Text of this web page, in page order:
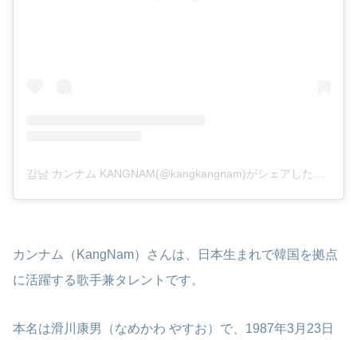
カンナム（KangNam）さんは、日本生まれで韓国を拠点
に活躍する歌手兼タレントです。
​本名は滑川康男（なめかわ やすお）で、1987年3月23日